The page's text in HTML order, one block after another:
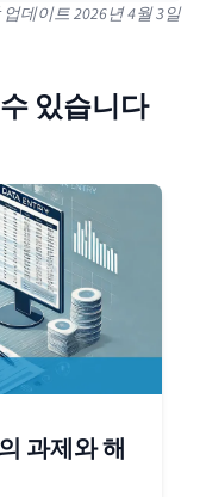
업데이트2026년 4월 3일
있습니다
과제와 해